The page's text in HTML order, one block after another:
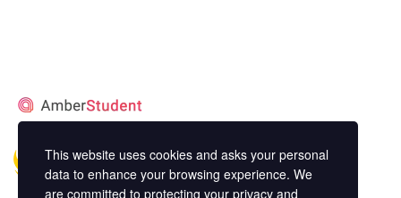
This website uses cookies and asks your personal
data to enhance your browsing experience. We
are committed to protecting your privacy and